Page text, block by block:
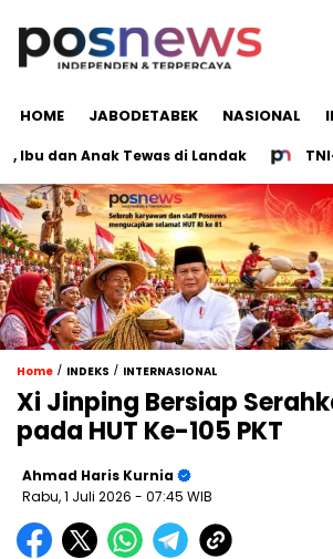
HOME JABODETABEK NASIONAL
dan Anak Tewas di Landak TNI-
Home / INDEKS / INTERNASIONAL
Xi Jinping Bersiap
pada HUT Ke-105 PKT
Ahmad Haris Kurnia
Rabu, 1 Juli 2026 - 07:45 WIB